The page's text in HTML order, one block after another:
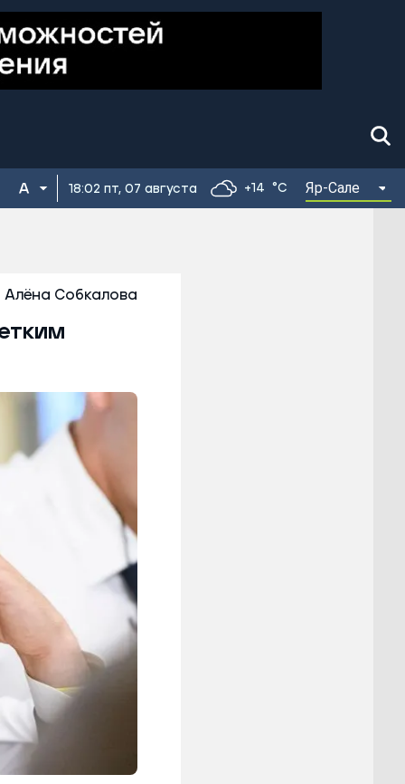
18:02 пт, 07 августа +14 °C Яр-Сале
Алёна Собкалова